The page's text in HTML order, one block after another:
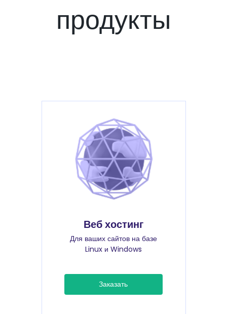
продукты
Веб хостинг
Для ваших сайтов на базе
Linux и Windows
Заказать